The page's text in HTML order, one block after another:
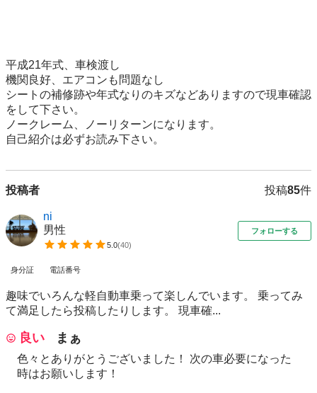
平成21年式、車検渡し
機関良好、エアコンも問題なし
シートの補修跡や年式なりのキズなどありますので現車確認
をして下さい。
ノークレーム、ノーリターンになります。
自己紹介は必ずお読み下さい。
投稿者 投稿85件
ni
男性
5.0(40)
フォローする
身分証 電話番号
趣味でいろんな軽自動車乗って楽しんでいます。 乗ってみ
て満足したら投稿したりします。 現車確...
良い まぁ
色々とありがとうございました！ 次の車必要になった
時はお願いします！